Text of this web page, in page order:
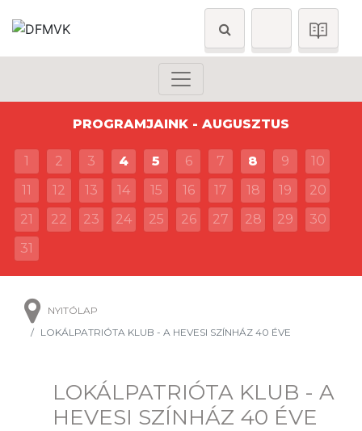
PROGRAMJAINK - AUGUSZTUS
1 2 3 4 5 6 7 8 9
10
11
12 13 14 15 16 17 18 19
20
21
22 23 24 25 26 27 28 29
30
31
NYITÓLAP
LOKÁLPATRIÓTA KLUB - A HEVESI SZÍNHÁZ 40 ÉVE
LOKÁLPATRIÓTA KLUB - A
HEVESI SZÍNHÁZ 40 ÉVE